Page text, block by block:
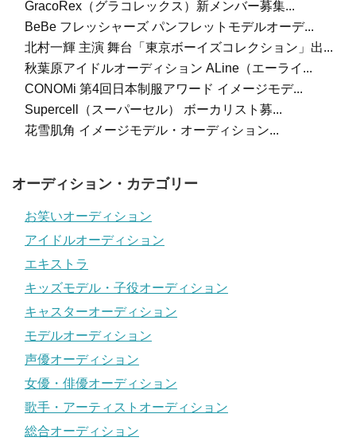
GracoRex（グラコレックス）新メンバー募集...
BeBe フレッシャーズ パンフレットモデルオーデ...
北村一輝 主演 舞台「東京ボーイズコレクション」出...
秋葉原アイドルオーディション ALine（エーライ...
CONOMi 第4回日本制服アワード イメージモデ...
Supercell（スーパーセル） ボーカリスト募...
花雪肌角 イメージモデル・オーディション...
オーディション・カテゴリー
お笑いオーディション
アイドルオーディション
エキストラ
キッズモデル・子役オーディション
キャスターオーディション
モデルオーディション
声優オーディション
女優・俳優オーディション
歌手・アーティストオーディション
総合オーディション